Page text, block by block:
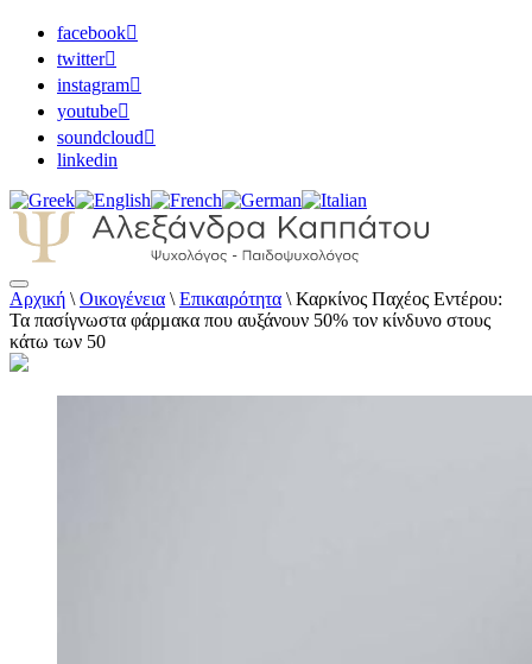
facebook
twitter
instagram
youtube
soundcloud
linkedin
Αλεξάνδρα Καππάτου Ψυχολόγος –
Παιδοψυχολόγος
Αρχική \ Οικογένεια \ Επικαιρότητα \ Καρκίνος Παχέος Εντέρου:
Τα πασίγνωστα φάρμακα που αυξάνουν 50% τον κίνδυνο στους
κάτω των 50